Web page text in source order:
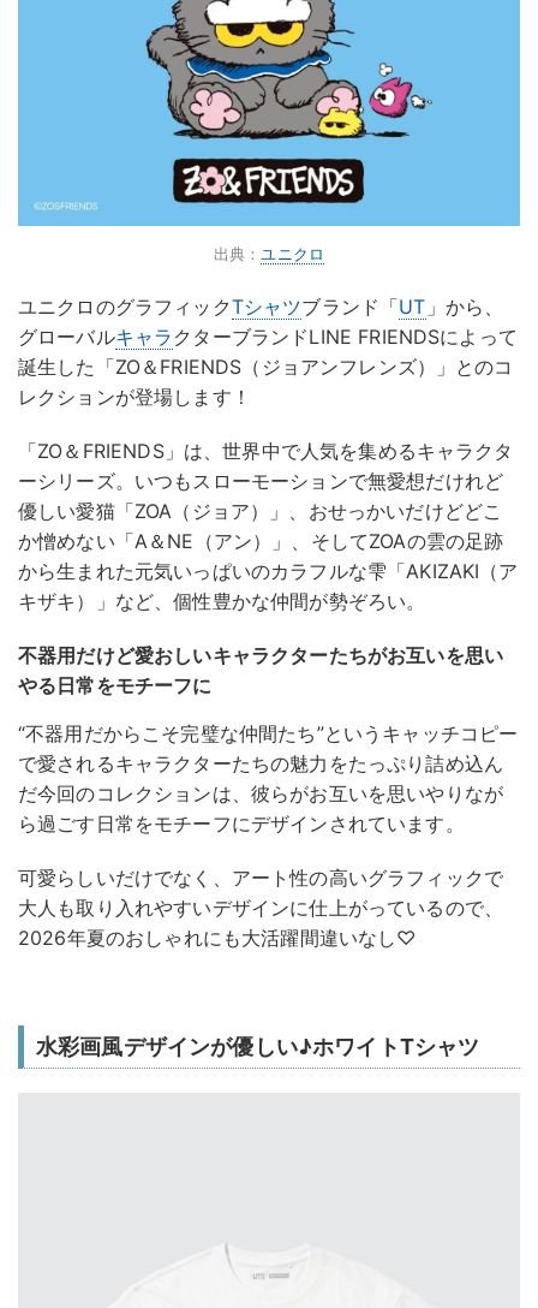
出典： ユニクロ
ユニクロのグラフィックTシャツブランド「UT 」から、
グローバルキャラ クターブランドLINE FRIENDSによって
誕生した「ZO＆FRIENDS（ジョアンフレンズ）」とのコ
レクションが登場します！
「ZO＆FRIENDS」は、世界中で人気を集めるキャラクタ
ーシリーズ。いつもスローモーションで無愛想だけれど
優しい愛猫「ZOA（ジョア）」、おせっかいだけどどこ
か憎めない「A＆NE（アン）」、そしてZOAの雲の足跡
から生まれた元気いっぱいのカラフルな雫「AKIZAKI（ア
キザキ）」など、個性豊かな仲間が勢ぞろい。
不器用だけど愛おしいキャラクターたちがお互いを思い
やる日常をモチーフに
“不器用だからこそ完璧な仲間たち”というキャッチコピー
で愛されるキャラクターたちの魅力をたっぷり詰め込ん
だ今回のコレクションは、彼らがお互いを思いやりなが
ら過ごす日常をモチーフにデザインされています。
可愛らしいだけでなく、アート性の高いグラフィックで
大人も取り入れやすいデザインに仕上がっているので、
2026年夏のおしゃれにも大活躍間違いなし♡
水彩画風デザインが優しい♪ホワイトTシャツ